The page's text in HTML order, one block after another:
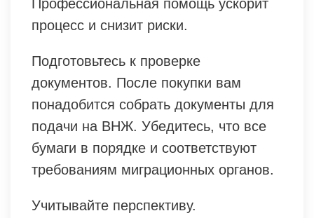
Профессиональная помощь ускорит
процесс и снизит риски.
Подготовьтесь к проверке
документов. После покупки вам
понадобится собрать документы для
подачи на ВНЖ. Убедитесь, что все
бумаги в порядке и соответствуют
требованиям миграционных органов.
Учитывайте перспективу.